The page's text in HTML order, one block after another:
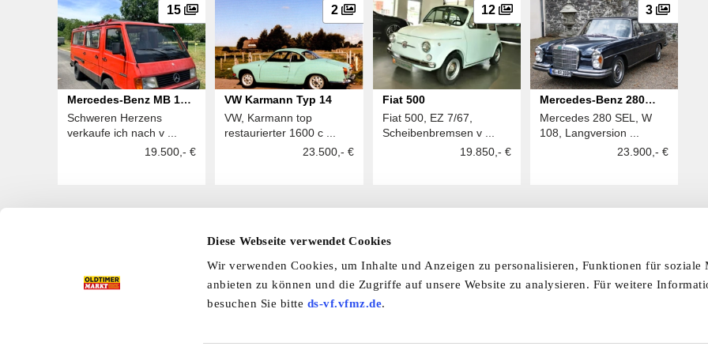
Diese Webseite verwendet Cookies
Wir verwenden Cookies, um Inhalte und Anzeigen zu personalisieren, Funktionen für soziale
anbieten zu können und die Zugriffe auf unsere Website zu analysieren. Für weitere
besuchen Sie bitte ds-vf.vfmz.de.
15
Mercedes-Benz MB 100
D
Schweren Herzens
verkaufe ich nach v ...
19.500,- €
2
VW Karmann Typ 14
VW, Karmann top
restaurierter 1600 c ...
23.500,- €
12
Fiat 500
Fiat 500, EZ 7/67,
Scheibenbremsen v ...
19.850,- €
3
Mercedes-Benz 280
SEL
Mercedes 280 SEL, W
108, Langversion ...
23.900,- €
Hier finden Sie mehr OLDTIMER MARKT
Folgen Sie uns auf unseren Social-Media-Seiten oder laden Sie unsere Termine-App herunter:
Facebook
Instagram| YouTube| Termine-App